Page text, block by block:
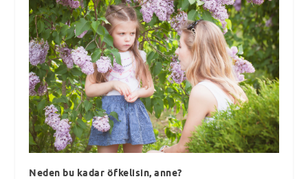
Neden bu kadar öfkelisin, anne?